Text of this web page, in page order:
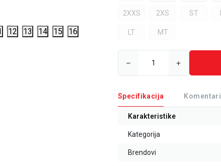
12 13 14 15 16
2XXS 2XS ST
LT MT
Specifikacija Komentari
Karakteristike
Kategorija
Brendovi